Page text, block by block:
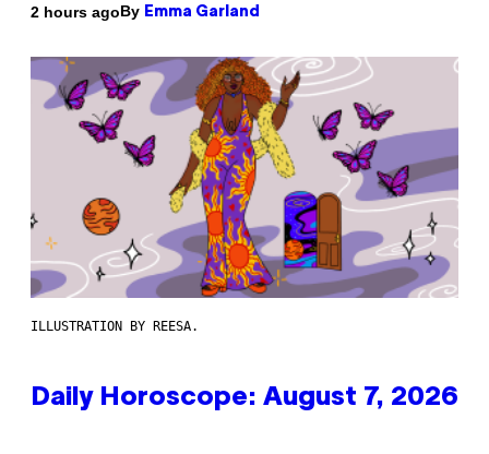
2 hours agoBy Emma Garland
ILLUSTRATION BY REESA.
Daily Horoscope: August 7, 2026